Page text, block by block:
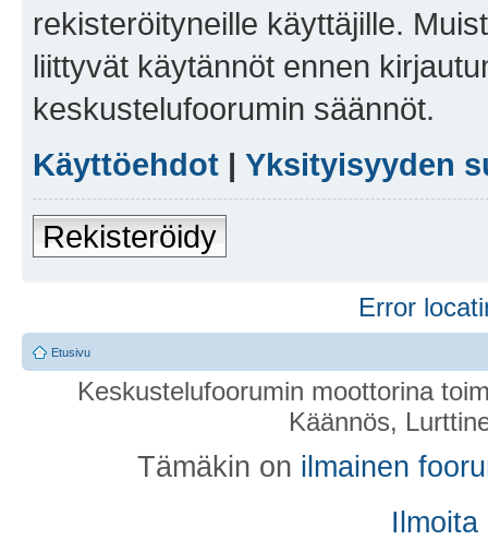
rekisteröityneille käyttäjille.
liittyvät käytännöt ennen
keskustelufoorumin säännöt.
Käyttöehdot | Yksityisyyden
Rekisteröidy
Error
Etusivu
Keskustelufoorumin moottorina
Käännös,
Tämäkin on ilmainen